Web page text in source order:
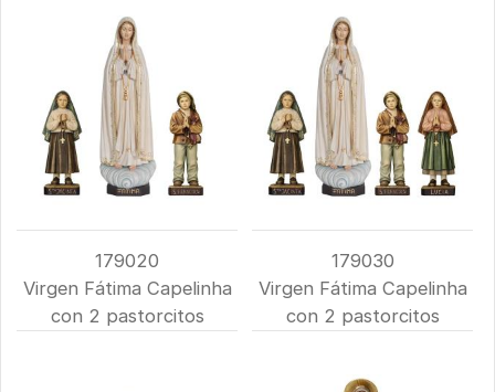
179020
Virgen Fátima Capelinha
con 2 pastorcitos
179030
Virgen Fátima Capelinha
con 2 pastorcitos